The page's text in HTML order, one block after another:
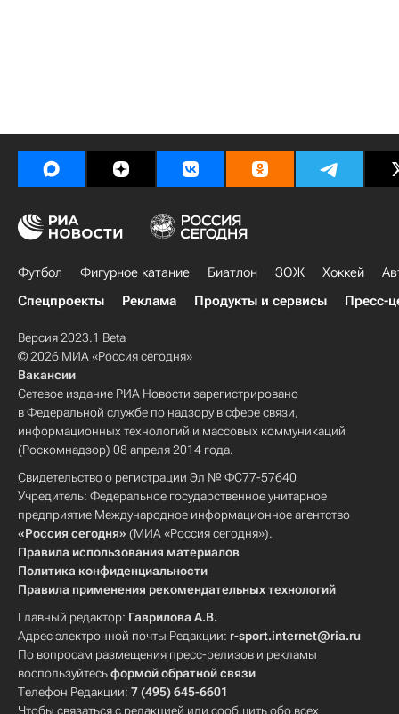
Футбол Фигурное катание Биатлон ЗОЖ Хоккей
Спецпроекты
Реклама Продукты и сервисы Пресс-
Версия 2023.1 Beta
© 2026 МИА «Россия сегодня»
Вакансии
Сетевое издание РИА Новости зарегистрировано
в Федеральной службе по надзору в сфере связи,
информационных технологий и массовых коммуникаций
(Роскомнадзор) 08 апреля 2014 года.
Свидетельство о регистрации Эл № ФС77-57640
Учредитель: Федеральное государственное унитарное
предприятие Международное информационное агентство
«Россия сегодня» (МИА «Россия сегодня»).
Правила использования материалов
Политика конфиденциальности
Правила применения рекомендательных технологий
Главный редактор: Гаврилова А.В.
Адрес электронной почты Редакции: r-sport.internet@ria.ru
По вопросам размещения пресс-релизов и рекламы
воспользуйтесьформой обратной связи
Телефон Редакции: 7 (495) 645-6601
Чтобы связаться с редакцией или сообщить обо всех